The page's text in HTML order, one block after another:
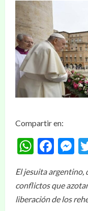
Compartir en:
El jesuita argentino,
conflictos que
liberación de los